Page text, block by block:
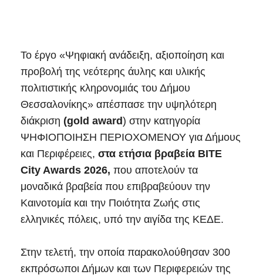
Το έργο «Ψηφιακή ανάδειξη, αξιοποίηση και
προβολή της νεότερης άυλης και υλικής
πολιτιστικής κληρονομιάς του Δήμου
Θεσσαλονίκης» απέσπασε την υψηλότερη
διάκριση (gold award) στην κατηγορία
ΨΗΦΙΟΠΟΙΗΣΗ ΠΕΡΙΟΧΟΜΕΝΟΥ για Δήμους
και Περιφέρειες, στα ετήσια βραβεία BITE
City Awards 2026, που αποτελούν τα
μοναδικά βραβεία που επιβραβεύουν την
Καινοτομία και την Ποιότητα Ζωής στις
ελληνικές πόλεις, υπό την αιγίδα της ΚΕΔΕ.
Στην τελετή, την οποία παρακολούθησαν 300
εκπρόσωποι Δήμων και των Περιφερειών της